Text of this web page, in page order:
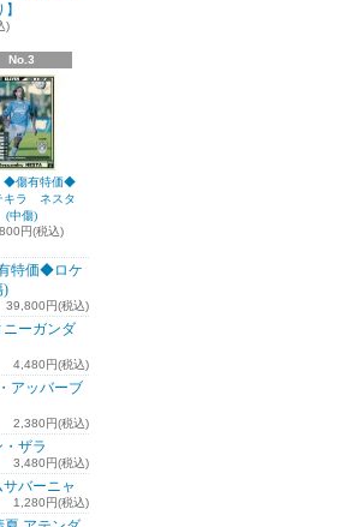
)
No.3
◆傷有特価◆
キラ ネスタ
(中傷)
円(税込)
特価◆ロケ
)
39,800円(税込)
ーガンダ
4,480円(税込)
アッバーブ
2,380円(税込)
ザラ
3,480円(税込)
バーニャ
1,280円(税込)